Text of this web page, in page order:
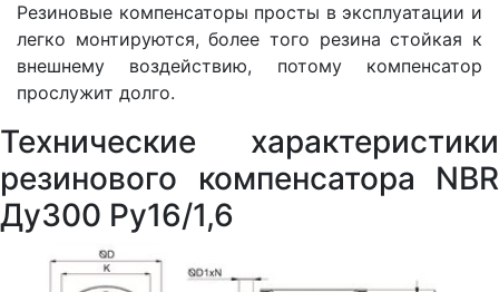
Резиновые компенсаторы просты в эксплуатации и
легко монтируются, более того резина стойкая к
внешнему воздействию, потому компенсатор
прослужит долго.
Технические характеристики
резинового компенсатора NBR
Ду300 Ру16/1,6